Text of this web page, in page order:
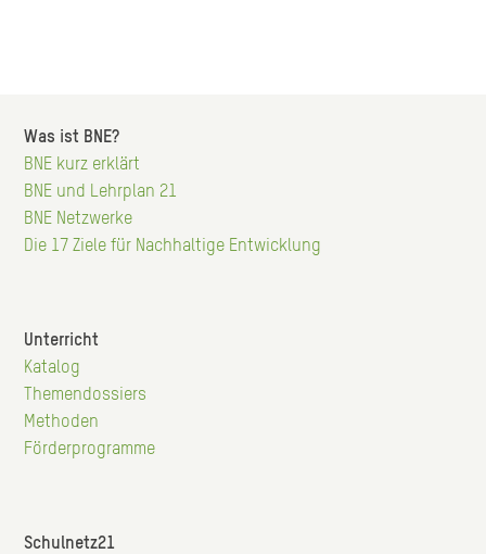
Hauptnavigation
Was ist BNE?
BNE kurz erklärt
BNE und Lehrplan 21
BNE Netzwerke
Die 17 Ziele für Nachhaltige Entwicklung
Hauptnavigation
Unterricht
Katalog
Themendossiers
Methoden
Förderprogramme
Schulnetz21